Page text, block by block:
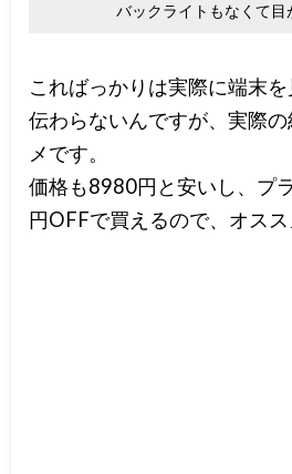
バックライトもなくて目
こればっかりは実際に端末
伝わらないんですが、実際
メです。
価格も8980円と安いし、プ
円OFFで買えるので、オスス